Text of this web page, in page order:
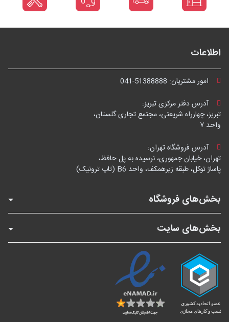
اطلاعات
امور مشتریان: 041-51388888
آدرس دفتر مرکزی تبریز:
تبریز، چهارراه شریعتی، مجتمع تجاری گلستان،
واحد ۷
آدرس فروشگاه تهران:
تهران، خیابان جمهوری، نرسیده به پل حافظ،
پاساژ توکل، طبقه زیرهمکف، واحد B6 (تاپ ترونیک)
بخش‌های فروشگاه
بخش‌های سایت